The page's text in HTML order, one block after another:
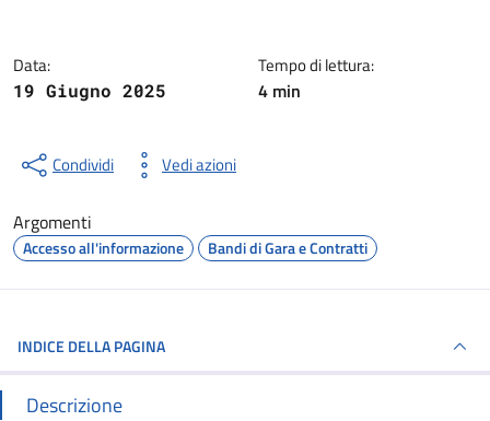
Data:
19 Giugno 2025
Tempo di lettura:
4 min
Condividi Vedi azioni
Argomenti
Accesso all'informazione Bandi di Gara e Contratti
INDICE DELLA PAGINA
Descrizione